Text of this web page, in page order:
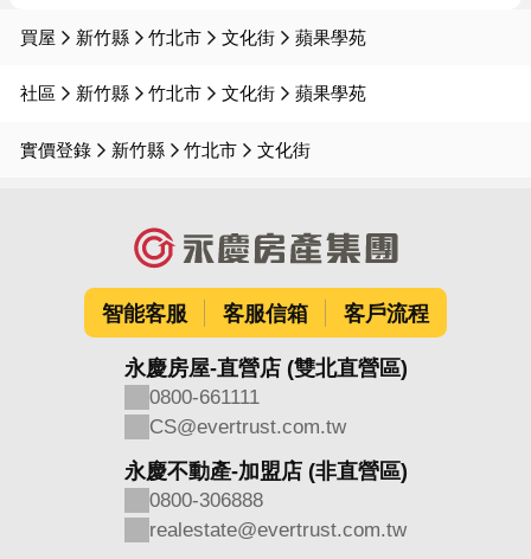
買屋 新竹縣 竹北市 文化街 蘋果學苑
社區 新竹縣 竹北市 文化街 蘋果學苑
實價登錄 新竹縣 竹北市 文化街
智能客服 客服信箱 客戶流程
永慶房屋-直營店 (雙北直營區)
0800-661111
CS@evertrust.com.tw
永慶不動產-加盟店 (非直營區)
0800-306888
realestate@evertrust.com.tw